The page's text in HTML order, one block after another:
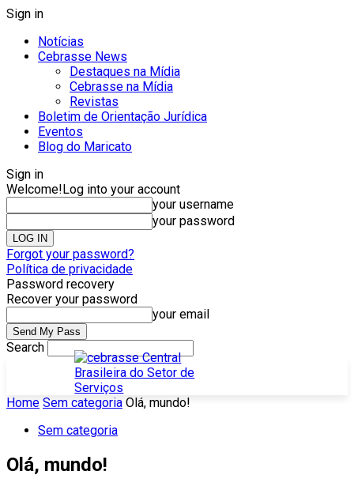
Sign in
Notícias
Cebrasse News
Destaques na Mídia
Cebrasse na Mídia
Revistas
Boletim de Orientação Jurídica
Eventos
Blog do Maricato
Sign in
Welcome!Log into your account
your username
your password
Forgot your password?
Política de privacidade
Password recovery
Recover your password
your email
Search
Home Sem categoria Olá, mundo!
Sem categoria
Olá, mundo!